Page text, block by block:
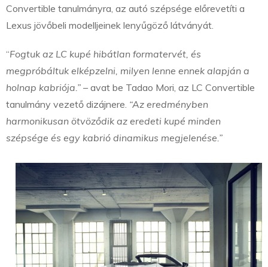
Convertible tanulmányra, az autó szépsége előrevetíti a
Lexus jövőbeli modelljeinek lenyűgöző látványát.
“Fogtuk az LC kupé hibátlan formatervét, és
megpróbáltuk elképzelni, milyen lenne ennek alapján a
holnap kabriója.” – avat be Tadao Mori, az LC Convertible
tanulmány vezető dizájnere. “Az eredményben
harmonikusan ötvöződik az eredeti kupé minden
szépsége és egy kabrió dinamikus megjelenése.”